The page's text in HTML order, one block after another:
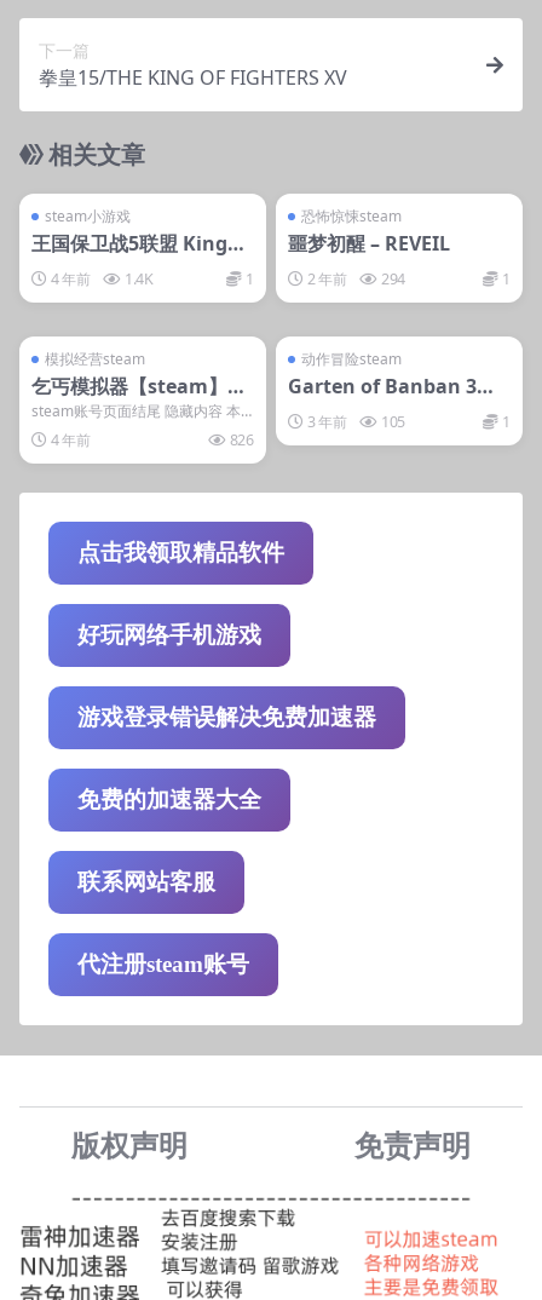
下一篇
拳皇15/THE KING OF FIGHTERS XV
相关文章
steam小游戏
王国保卫战5联盟 Kingdo
m Rush Alliance
4 年前 1.4K 1
恐怖惊悚steam
噩梦初醒 – REVEIL
2 年前 294 1
模拟经营steam
乞丐模拟器【steam】正
版离线
steam账号页面结尾 隐藏内容 本
内容需权限查看 登录后获取 普通
用户: 1游...
4 年前 826
动作冒险steam
Garten of Banban 3班
班花园3
3 年前 105 1
点击我领取精品软件
好玩网络手机游戏
游戏登录错误解决免费加速器
免费的加速器大全
联系网站客服
代注册steam账号
版权声明 免责声明